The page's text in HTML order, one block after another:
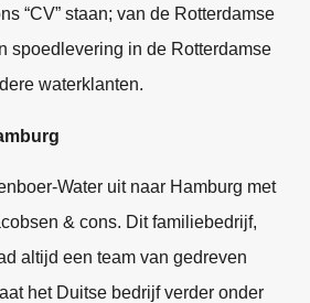
“CV” staan; van de Rotterdamse
spoedlevering in de Rotterdamse
waterklanten.
Water uit naar Hamburg met
& cons. Dit familiebedrijf,
altijd een team van gedreven
het Duitse bedrijf verder onder